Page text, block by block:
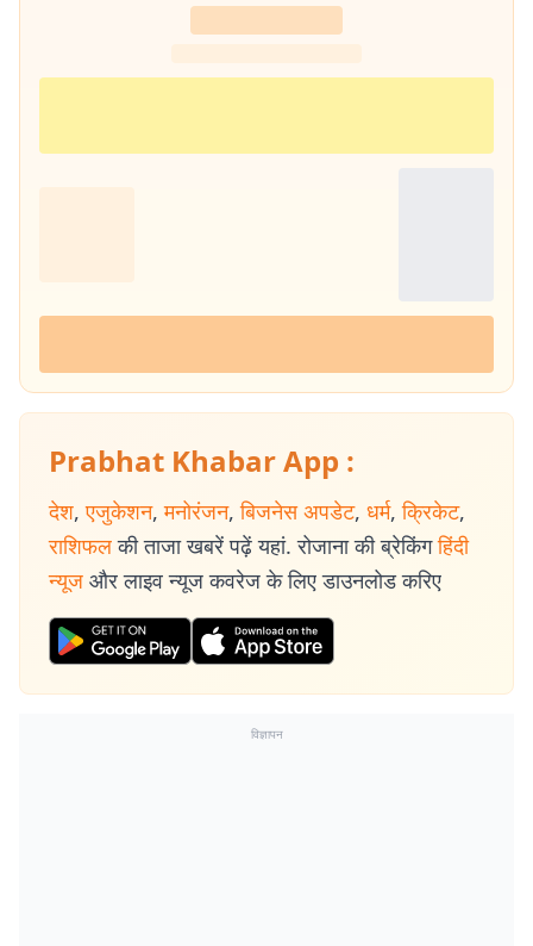
Prabhat Khabar App :
देश, एजुकेशन, मनोरंजन, बिजनेस अपडेट, धर्म, क्रिकेट,
राशिफल की ताजा खबरें पढ़ें यहां. रोजाना की ब्रेकिंग हिंदी
न्यूज और लाइव न्यूज कवरेज के लिए डाउनलोड करिए
विज्ञापन